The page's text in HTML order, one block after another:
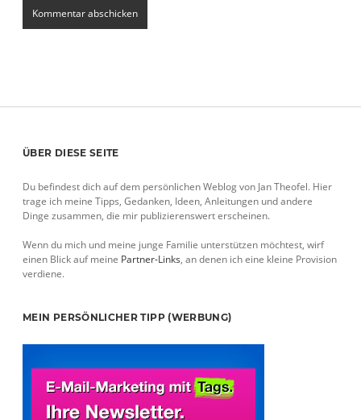
Sidebar
ÜBER DIESE SEITE
Du befindest dich auf dem persönlichen Weblog von Jan Theofel. Hier
trage ich meine Tipps, Gedanken, Ideen, Anleitungen und andere
Dinge zusammen, die mir publizierenswert erscheinen.
Wenn du mich und meine junge Familie unterstützen möchtest, wirf
einen Blick auf meine Partner-Links, an denen ich eine kleine Provision
verdiene.
MEIN PERSÖNLICHER TIPP (WERBUNG)